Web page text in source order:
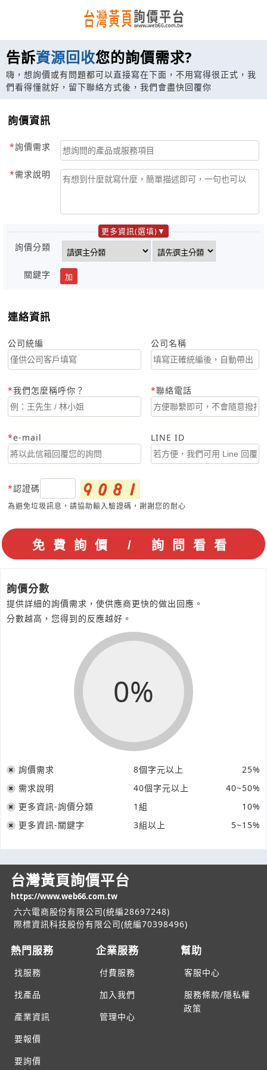
告訴資源回收您的詢價需求?
嗨，想詢價或有問題都可以直接寫在下面，不用寫得很正式，我
們看得懂就好，留下聯絡方式後，我們會盡快回覆你
詢價資訊
詢價需求
需求說明
更多資訊(選填)
詢價分類
關鍵字 加
連絡資訊
公司統編 公司名稱
我們怎麼稱呼你？ 聯絡電話
e-mail LINE ID
認證碼
為避免垃圾訊息，請協助輸入驗證碼，謝謝您的耐心
詢價分數
提供詳細的詢價需求，使供應商更快的做出回應。
分數越高，您得到的反應越好。
0%
詢價需求 8個字元以上
25%
需求說明
40個字元以上
40~50%
更多資訊-詢價分類
1組
10%
更多資訊-關鍵字
3組以上 5~15%
台灣黃頁詢價平台
https://www.web66.com.tw
六六電商股份有限公司(統編28697248)
際標資訊科技股份有限公司(統編70398496)
熱門服務
找服務
找產品
產業資訊
要報價
要詢價
企業服務
付費服務
加入我們
管理中心
幫助
客服中心
服務條款/隱私權
政策